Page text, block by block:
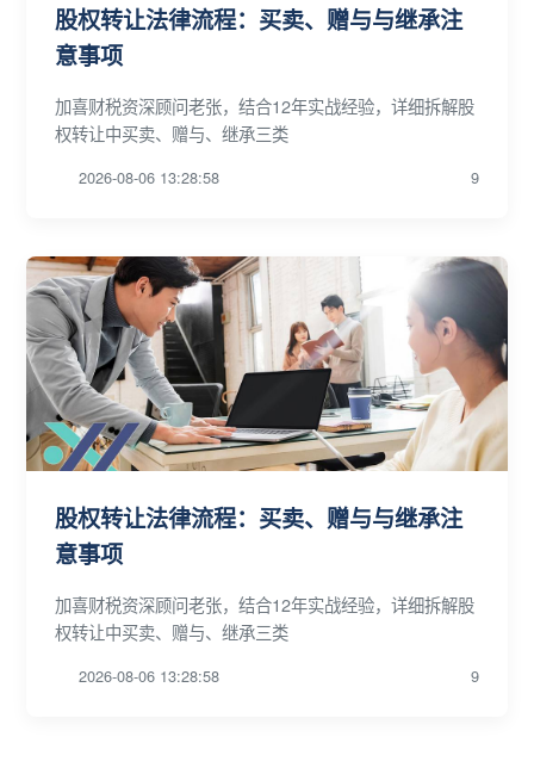
股权转让法律流程：买卖、赠与与继承注
意事项
加喜财税资深顾问老张，结合12年实战经验，详细拆解股
权转让中买卖、赠与、继承三类
2026-08-06 13:28:58 9
股权转让法律流程：买卖、赠与与继承注
意事项
加喜财税资深顾问老张，结合12年实战经验，详细拆解股
权转让中买卖、赠与、继承三类
2026-08-06 13:28:58 9